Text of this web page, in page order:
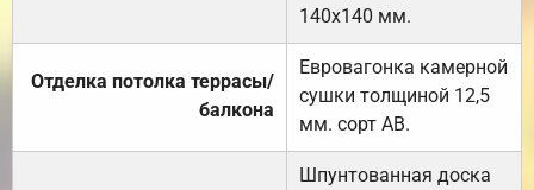
140х140 мм.
Отделка потолка террасы/
балкона
Евровагонка камерной
сушки толщиной 12,5
мм. сорт АВ.
Шпунтованная доска